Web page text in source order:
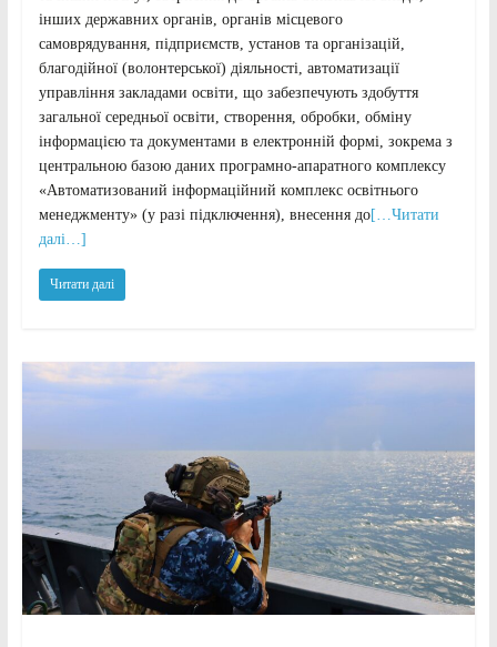
інших державних органів, органів місцевого
самоврядування, підприємств, установ та організацій,
благодійної (волонтерської) діяльності, автоматизації
управління закладами освіти, що забезпечують здобуття
загальної середньої освіти, створення, обробки, обміну
інформацією та документами в електронній формі, зокрема з
центральною базою даних програмно-апаратного комплексу
«Автоматизований інформаційний комплекс освітнього
менеджменту» (у разі підключення), внесення до[…Читати
далі…]
Читати далі